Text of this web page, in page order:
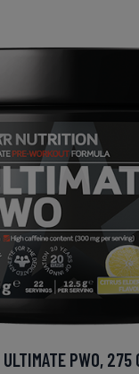
ULTIMATE PWO, 275